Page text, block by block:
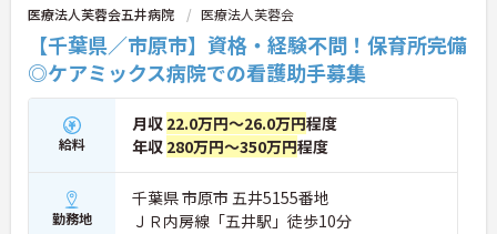
医療法人芙蓉会五井病院 医療法人芙蓉会
【千葉県／市原市】資格・経験不問！保育所完備
◎ケアミックス病院での看護助手募集
給料
月収 22.0万円～26.0万円程度
年収 280万円～350万円程度
勤務地
千葉県 市原市 五井5155番地
ＪＲ内房線「五井駅」徒歩10分